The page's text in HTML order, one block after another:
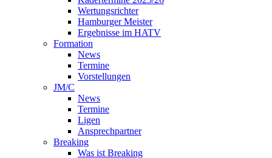
Wertungsrichter
Hamburger Meister
Ergebnisse im HATV
Formation
News
Termine
Vorstellungen
JM/C
News
Termine
Ligen
Ansprechpartner
Breaking
Was ist Breaking